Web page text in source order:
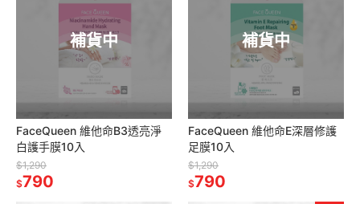
補貨中
FaceQueen 維他命B3透亮淨
白護手膜10入
$1,290
$790
補貨中
FaceQueen 維他命E深層修護
足膜10入
$1,290
$790